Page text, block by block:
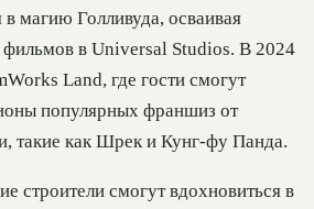
магию Голливуда, осваивая
фильмов в Universal Studios. В 2024
Land, где гости смогут
популярных франшиз от
такие как Шрек и Кунг-фу Панда.
строители смогут вдохновиться в